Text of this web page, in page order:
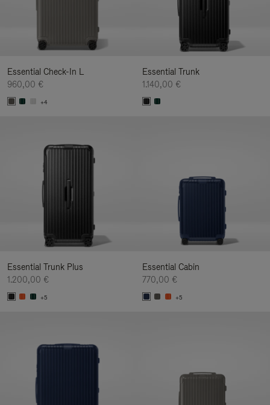
Essential Check-In L
960,00 €
+4
Essential Trunk
1.140,00 €
Essential Trunk Plus
1.200,00 €
+5
Essential Cabin
770,00 €
+5